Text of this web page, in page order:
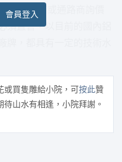
找代理商或通路商詢價
須直言，以目前的國內鋁
會員登入
或買隻雕給小院，可按此贊
山水有相逢，小院拜謝。